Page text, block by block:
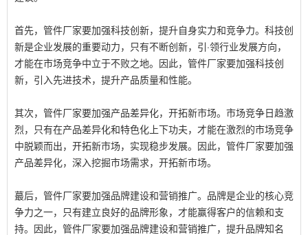
首先，管件厂家要加强科技创新，提升自身实力和竞争力。科技创
新是企业发展的重要动力，只有不断创新，引·领行业发展方向，
才能在市场竞争中立于不败之地。因此，管件厂家要加强科技创
新，引入先进技术，提升产品质量和性能。
其次，管件厂家要加强产品差异化，开拓新市场。市场竞争日趋激
烈，只有在产品差异化和特色化上下功夫，才能在激烈的市场竞争
中脱颖而出，开拓新市场，实现稳步发展。因此，管件厂家要加强
产品差异化，深入挖掘市场需求，开拓新市场。
蕞后，管件厂家要加强品牌建设和营销推广。品牌是企业的核心竞
争力之一，只有建立良好的品牌形象，才能赢得客户的信赖和支
持。因此，管件厂家要加强品牌建设和营销推广，提升品牌知名